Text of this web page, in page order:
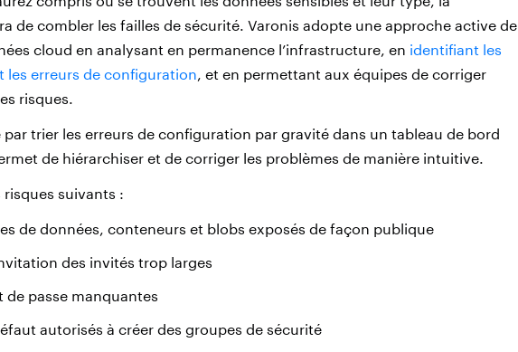
de combler les failles de sécurité. Varonis adopte une approche active de
cloud en analysant en permanence l’infrastructure, en identifiant les
les erreurs de configuration , et en permettant aux équipes de corriger
risques.
trier les erreurs de configuration par gravité dans un tableau de bord
de hiérarchiser et de corriger les problèmes de manière intuitive.
suivants :
de données, conteneurs et blobs exposés de façon publique
des invités trop larges
de passe manquantes
autorisés à créer des groupes de sécurité